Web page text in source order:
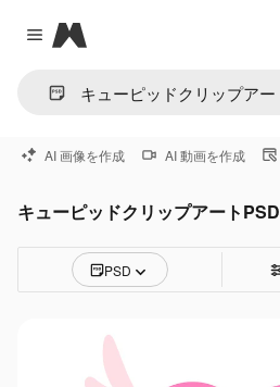
Close menu
Magnific
AI 画像を作成 AI 動画を作成
キューピッドクリップアートPSD
PSD